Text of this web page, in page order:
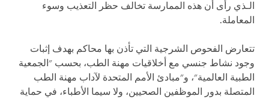
الـذي رأى أن هذه الممارسة تخالف حظر التعذيب وسوء
المعاملة.
تتعارض الفحوص الشرجية التي تأذن بها محاكم بهدف إثبات
وجود نشاط جنسي مع أخلاقيات مهنة الطب، بحسب "الجمعية
الطبية العالمية"، و"مبادئ الأمم المتحدة لآداب مهنة الطب
المتصلة بدور الموظفين الصحيين، ولا سيما الأطباء، في حماية